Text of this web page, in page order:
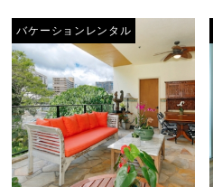
バケーションレンタル